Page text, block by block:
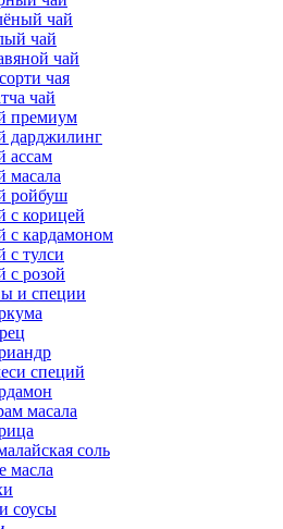
чай
чай
чай
чая
чай
премиум
дарджилинг
ассам
масала
ройбуш
с корицей
с кардамоном
с тулси
с розой
и специи
специй
масала
соль
масла
соусы